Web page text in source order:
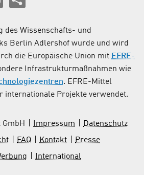
des Wissenschafts- und
Berlin Adlershof wurde und wird
die Europäische Union mit EFRE-
Infrastrukturmaßnahmen wie
. EFRE-Mittel
internationale Projekte verwendet.
Impressum
Datenschutz
FAQ Kontakt
Presse
International